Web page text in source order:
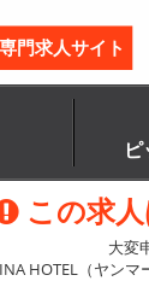
門求人サイト
この求
大変
HOTEL（ヤン